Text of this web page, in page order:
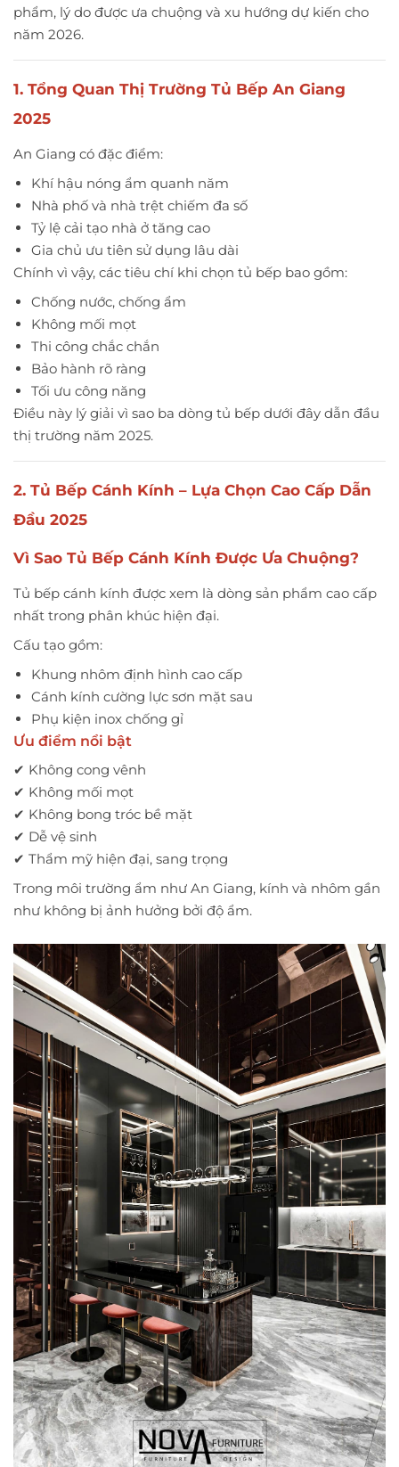
phẩm, lý do được ưa chuộng và xu hướng dự kiến cho
năm 2026.
1. Tổng Quan Thị Trường Tủ Bếp An Giang
2025
An Giang có đặc điểm:
Khí hậu nóng ẩm quanh năm
Nhà phố và nhà trệt chiếm đa số
Tỷ lệ cải tạo nhà ở tăng cao
Gia chủ ưu tiên sử dụng lâu dài
Chính vì vậy, các tiêu chí khi chọn tủ bếp bao gồm:
Chống nước, chống ẩm
Không mối mọt
Thi công chắc chắn
Bảo hành rõ ràng
Tối ưu công năng
Điều này lý giải vì sao ba dòng tủ bếp dưới đây dẫn đầu
thị trường năm 2025.
2. Tủ Bếp Cánh Kính – Lựa Chọn Cao Cấp Dẫn
Đầu 2025
Vì Sao Tủ Bếp Cánh Kính Được Ưa Chuộng?
Tủ bếp cánh kính được xem là dòng sản phẩm cao cấp
nhất trong phân khúc hiện đại.
Cấu tạo gồm:
Khung nhôm định hình cao cấp
Cánh kính cường lực sơn mặt sau
Phụ kiện inox chống gỉ
Ưu điểm nổi bật
✔ Không cong vênh
✔ Không mối mọt
✔ Không bong tróc bề mặt
✔ Dễ vệ sinh
✔ Thẩm mỹ hiện đại, sang trọng
Trong môi trường ẩm như An Giang, kính và nhôm gần
như không bị ảnh hưởng bởi độ ẩm.